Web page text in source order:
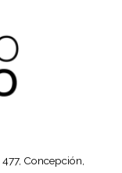
477, Concepción,